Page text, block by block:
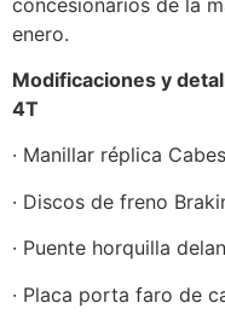
enero.
Modificaciones y
4T
· Manillar réplica
· Discos de freno
· Puente horquilla
· Placa porta faro de